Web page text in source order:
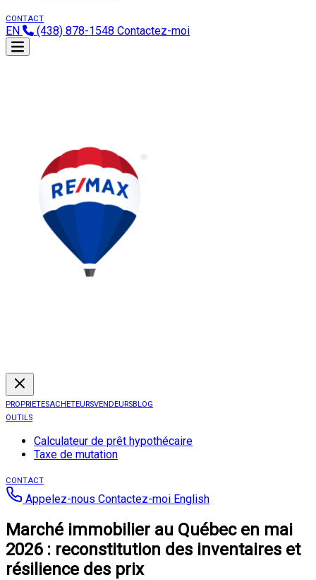
CONTACT
EN (438) 878-1548 Contactez-moi
PROPRIETESACHETEURSVENDEURSBLOG
OUTILS
Calculateur de prêt hypothécaire
Taxe de mutation
CONTACT
Appelez-nous Contactez-moi English
Marché immobilier au Québec en mai
2026 : reconstitution des inventaires et
résilience des prix